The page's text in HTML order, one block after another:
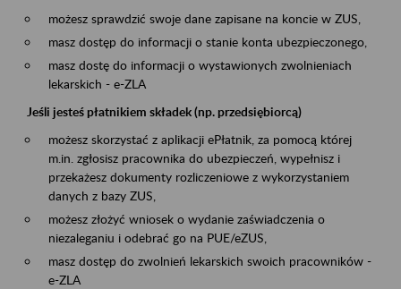
możesz sprawdzić swoje dane zapisane na koncie w ZUS,
masz dostęp do informacji o stanie konta ubezpieczonego,
masz dostę do informacji o wystawionych zwolnieniach
lekarskich - e-ZLA
Jeśli jesteś płatnikiem składek (np. przedsiębiorcą)
możesz skorzystać z aplikacji ePłatnik, za pomocą której
m.in. zgłosisz pracownika do ubezpieczeń, wypełnisz i
przekażesz dokumenty rozliczeniowe z wykorzystaniem
danych z bazy ZUS,
możesz złożyć wniosek o wydanie zaświadczenia o
niezaleganiu i odebrać go na PUE/eZUS,
masz dostęp do zwolnień lekarskich swoich pracowników -
e-ZLA